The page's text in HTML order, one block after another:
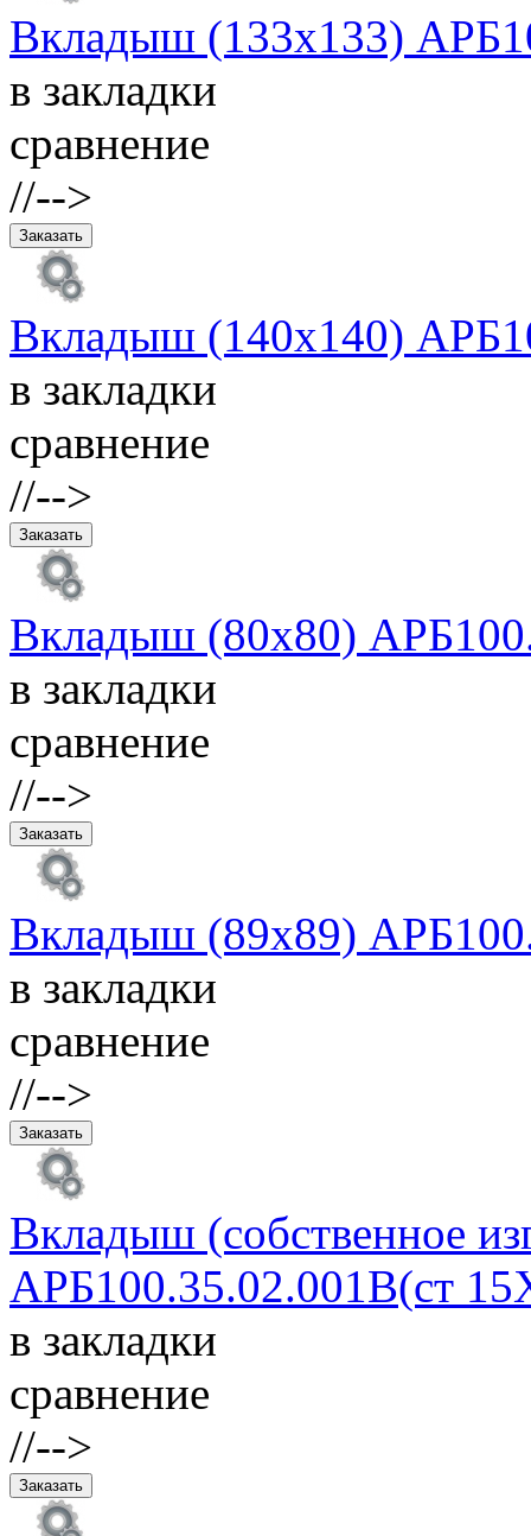
Вкладыш (133х133)
в закладки
сравнение
//-->
Вкладыш (140х140)
в закладки
сравнение
//-->
Вкладыш (80х80)
в закладки
сравнение
//-->
Вкладыш (89х89)
в закладки
сравнение
//-->
Вкладыш (собственное
АРБ100.35.02.001В(ст
в закладки
сравнение
//-->